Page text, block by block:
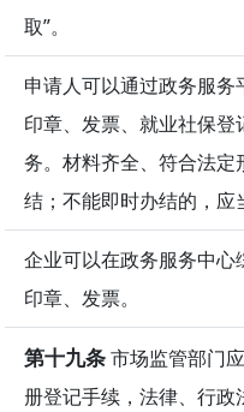
取”。
申请人可以通过政务服务
印章、发票、就业社保
务。材料齐全、符合法
结；不能即时办结的，应
企业可以在政务服务中心
印章、发票。
第十九条市场监管部门
册登记手续，法律、行政